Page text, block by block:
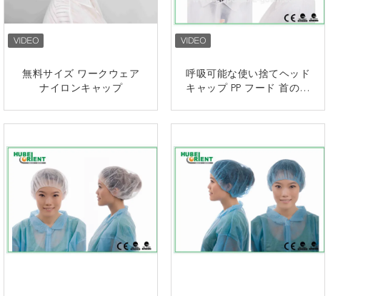
無料サイズ ワークウェア
ナイロンキャップ
接触
呼吸可能な使い捨てヘッド
キャップ PP フード 首の保
接触